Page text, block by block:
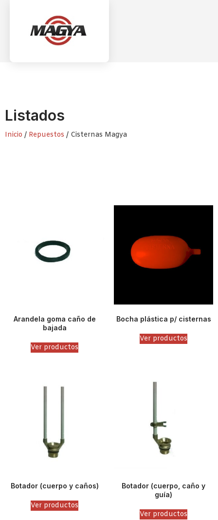
Listados
Inicio / Repuestos / Cisternas Magya
Arandela goma caño de
bajada
Ver productos
Bocha plástica p/ cisternas
Ver productos
Botador (cuerpo y caños)
Ver productos
Botador (cuerpo, caño y
guía)
Ver productos